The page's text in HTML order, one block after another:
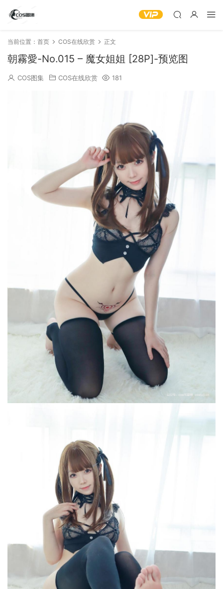
当前位置： 首页 COS在线欣赏 正文
朝霧愛-No.015 – 魔女姐姐 [28P]-预览图
COS图集 COS在线欣赏 181